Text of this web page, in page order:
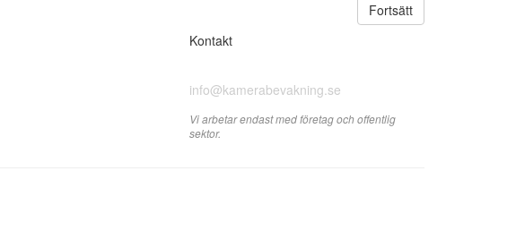
Fortsätt
Kontakt
info@kamerabevakning.se
Vi arbetar endast med företag och offentlig
sektor.